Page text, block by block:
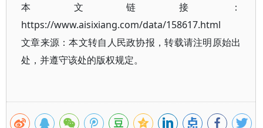
本文链接：
https://www.aisixiang.com/data/158617.html
文章来源：本文转自人民政协报，转载请注明原始出
处，并遵守该处的版权规定。